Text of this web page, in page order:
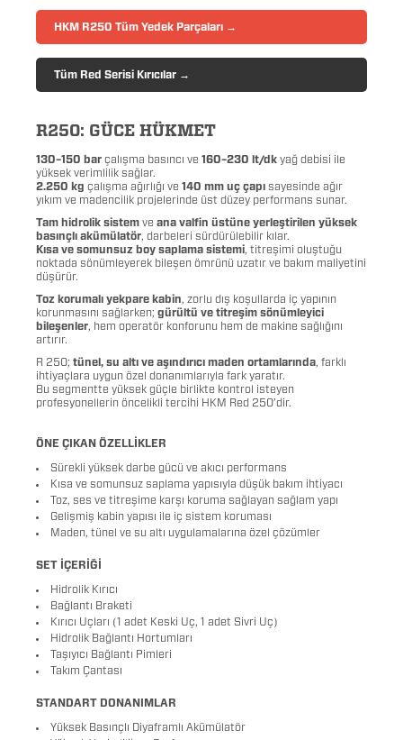
HKM R250 Tüm Yedek Parçaları →
Tüm Red Serisi Kırıcılar →
R250: GÜCE HÜKMET
130–150 bar çalışma basıncı ve 160–230 lt/dk yağ debisi ile
yüksek verimlilik sağlar.
2.250 kg çalışma ağırlığı ve 140 mm uç çapı sayesinde ağır
yıkım ve madencilik projelerinde üst düzey performans sunar.
Tam hidrolik sistem ve ana valfin üstüne yerleştirilen yüksek
basınçlı akümülatör, darbeleri sürdürülebilir kılar.
Kısa ve somunsuz boy saplama sistemi, titreşimi oluştuğu
noktada sönümleyerek bileşen ömrünü uzatır ve bakım maliyetini
düşürür.
Toz korumalı yekpare kabin, zorlu dış koşullarda iç yapının
korunmasını sağlarken; gürültü ve titreşim sönümleyici
bileşenler, hem operatör konforunu hem de makine sağlığını
artırır.
R 250; tünel, su altı ve aşındırıcı maden ortamlarında, farklı
ihtiyaçlara uygun özel donanımlarıyla fark yaratır.
Bu segmentte yüksek güçle birlikte kontrol isteyen
profesyonellerin öncelikli tercihi HKM Red 250’dir.
ÖNE ÇIKAN ÖZELLİKLER
Sürekli yüksek darbe gücü ve akıcı performans
Kısa ve somunsuz saplama yapısıyla düşük bakım ihtiyacı
Toz, ses ve titreşime karşı koruma sağlayan sağlam yapı
Gelişmiş kabin yapısı ile iç sistem koruması
Maden, tünel ve su altı uygulamalarına özel çözümler
SET İÇERİĞİ
Hidrolik Kırıcı
Bağlantı Braketi
Kırıcı Uçları (1 adet Keski Uç, 1 adet Sivri Uç)
Hidrolik Bağlantı Hortumları
Taşıyıcı Bağlantı Pimleri
Takım Çantası
STANDART DONANIMLAR
Yüksek Basınçlı Diyaframlı Akümülatör